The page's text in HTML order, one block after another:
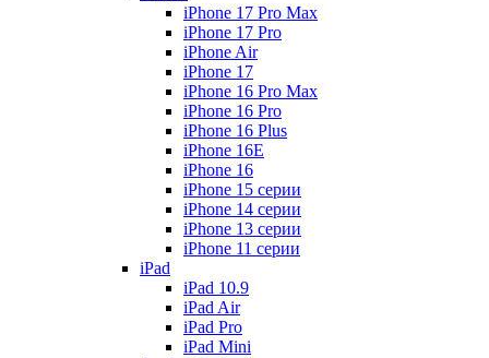
iPhone 17 Pro Max
iPhone 17 Pro
iPhone Air
iPhone 17
iPhone 16 Pro Max
iPhone 16 Pro
iPhone 16 Plus
iPhone 16E
iPhone 16
iPhone 15 серии
iPhone 14 серии
iPhone 13 серии
iPhone 11 серии
iPad
iPad 10.9
iPad Air
iPad Pro
iPad Mini